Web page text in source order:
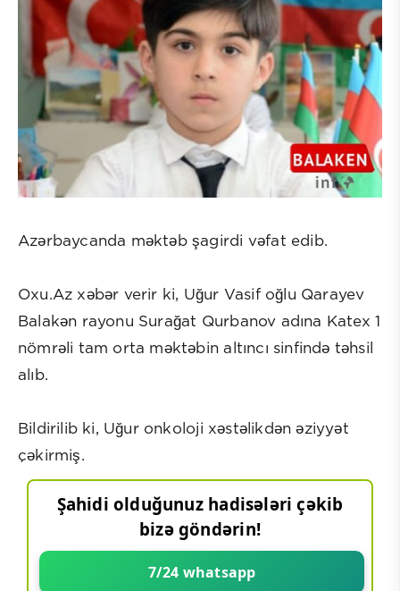
Azərbaycanda məktəb şagirdi vəfat edib.
Oxu.Az xəbər verir ki, Uğur Vasif oğlu Qarayev
Balakən rayonu Surağat Qurbanov adına Katex 1
nömrəli tam orta məktəbin altıncı sinfində təhsil
alıb.
Bildirilib ki, Uğur onkoloji xəstəlikdən əziyyət
çəkirmiş.
Şahidi olduğunuz hadisələri çəkib
bizə göndərin!
7/24 whatsapp